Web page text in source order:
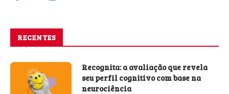
RECENTES
Recognita: a avaliação que revela
seu perfil cognitivo com base na
neurociência